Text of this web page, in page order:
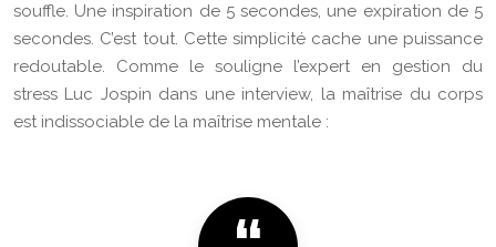
souffle. Une inspiration de 5 secondes, une expiration de 5
secondes. C’est tout. Cette simplicité cache une puissance
redoutable. Comme le souligne l’expert en gestion du
stress Luc Jospin dans une interview, la maîtrise du corps
est indissociable de la maîtrise mentale :